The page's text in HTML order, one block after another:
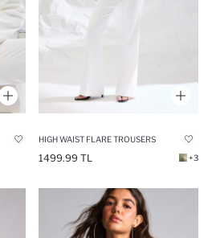
HIGH WAIST FLARE TROUSERS
1499.99 TL +3